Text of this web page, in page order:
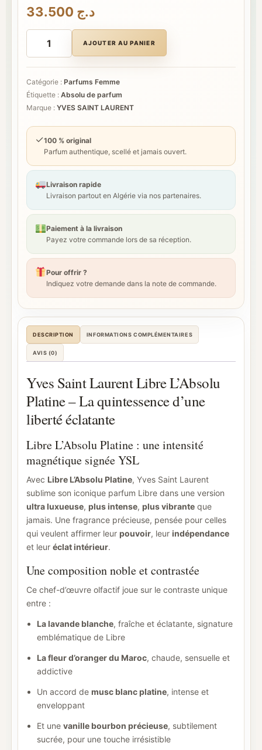
د.ج
quantité
LAURENT
LIBRE
L'ABSOLU
PLATINE
90
AJOUTER AU PANIER
Catégorie : Parfums Femme
Étiquette : Absolu de parfum
Marque : YVES SAINT LAURENT
✓100 % original
Parfum authentique, scellé et jamais ouvert.
Livraison rapide
Livraison partout en Algérie via nos partenaires.
Paiement à la livraison
Payez votre commande lors de sa réception.
Pour offrir ?
Indiquez votre demande dans la note de commande.
DESCRIPTION INFORMATIONS COMPLÉMENTAIRES
AVIS (0)
Yves Saint Laurent Libre L’Absolu
Platine – La quintessence d’une
liberté éclatante
Libre L’Absolu Platine : une intensité
magnétique signée YSL
Avec Libre L’Absolu Platine, Yves Saint Laurent
sublime son iconique parfum Libre dans une version
ultra luxueuse, plus intense, plus vibrante que
jamais. Une fragrance précieuse, pensée pour celles
qui veulent affirmer leur pouvoir, leur indépendance
et leur éclat intérieur.
Une composition noble et contrastée
Ce chef-d’œuvre olfactif joue sur le contraste unique
entre :
La lavande blanche, fraîche et éclatante, signature
emblématique de Libre
La fleur d’oranger du Maroc, chaude, sensuelle et
addictive
Un accord de musc blanc platine, intense et
enveloppant
Et une vanille bourbon précieuse, subtilement
sucrée, pour une touche irrésistible